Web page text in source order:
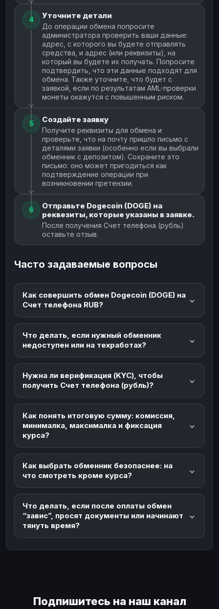
4 Уточните детали
До операции обмена попросите
администратора проверить ваши данные:
адрес, с которого вы будете отправлять
средства, и адрес (или реквизиты), на
который вы будете их получать. Попросите
подтвердить, что эти данные подходят для
обмена. Также уточните, что будет с
заявкой, если по результатам AML-проверки
монеты окажутся с повышенным риском.
5 Создайте заявку
Получите реквизиты для обмена и
проверьте, что на почту пришло письмо с
деталями заявки (особенно если вы выбрали
обменник с депозитом). Сохраните это
письмо: оно может пригодиться как
подтверждение операции при
возникновении претензии.
6
Отправьте Dogecoin (DOGE) на
реквезиты, которые указаны в заявке.
После получения Счет телефона (рубль)
оставьте отзыв.
Часто задаваемые вопросы
Как совершить обмен Dogecoin (DOGE) на
Счет телефона RUB?
Что делать, если нужный обменник
недоступен или на техработах?
Нужна ли верификация (KYC), чтобы
получить Счет телефона (рубль)?
Как понять итоговую сумму: комиссия,
минималка, максималка и фиксация
курса?
Как выбрать обменник безопаснее: на
что смотреть кроме курса?
Что делать, если после оплаты обмен
“завис”, просят документы или начинают
тянуть время?
Подпишитесь на наш канал